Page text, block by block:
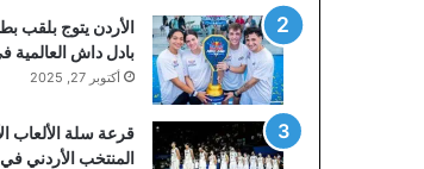
الأردن يتوج بلقب
بادل داش العالمية
أكتوبر 27, 2025
قرعة سلة الألعاب
المنتخب الأردني